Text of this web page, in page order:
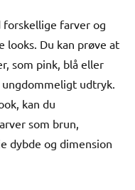
forskellige farver og
looks. Du kan prøve at
som pink, blå eller
udtryk.
kan du
som brun,
dybde og dimension